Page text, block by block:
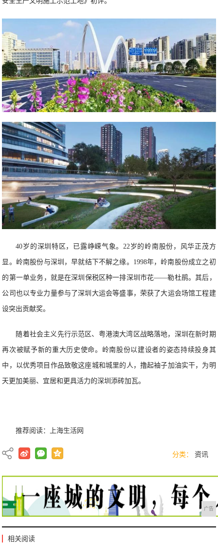
40岁的深圳特区，已露峥嵘气象。22岁的岭南股份，风华正茂方
显。岭南股份与深圳，早就结下不解之缘。1998年，岭南股份成立之初
的第一单业务，就是在深圳保税区种一排深圳市花——勒杜鹃。其后，
公司也以专业力量参与了深圳大运会等盛事，荣获了大运会场馆工程建
设突出贡献奖。
随着社会主义先行示范区、粤港澳大湾区战略落地，深圳在新时期
再次被赋予新的重大历史使命。岭南股份以建设者的姿态持续投身其
中，以优秀项目作品致敬这座城和城里的人，撸起袖子加油实干，为明
天更加美丽、宜居和更具活力的深圳添砖加瓦。
推荐阅读： 上海生活网
分类： 资讯
广告
相关阅读